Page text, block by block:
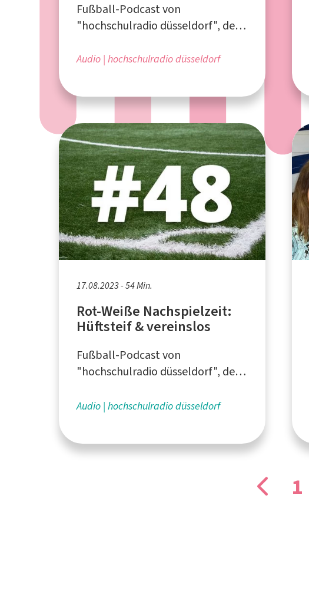
Fußball-Podcast von
"hochschulradio düsseldorf", dem
Hochschulen
Audio hochschulradio düsseldorf
17.08.2023 - 54 Min.
Rot-Weiße Nachspielzeit:
Hüftsteif & vereinslos
Fußball-Podcast von
"hochschulradio düsseldorf", dem
Hochschulen
Audio hochschulradio düsseldorf
1